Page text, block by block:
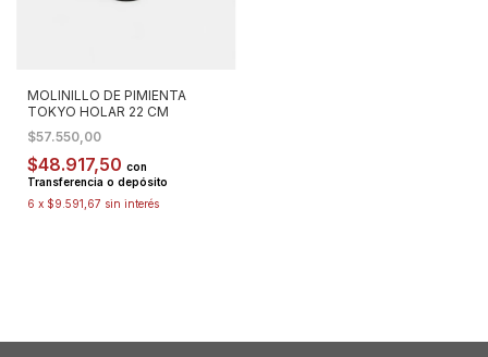
MOLINILLO DE PIMIENTA
TOKYO HOLAR 22 CM
$57.550,00
$48.917,50 con
Transferencia o depósito
6 x $9.591,67 sin interés